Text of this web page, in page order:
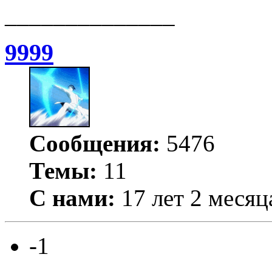
9999
Сообщения: 5476
Темы: 11
С нами: 17 лет 2
-1